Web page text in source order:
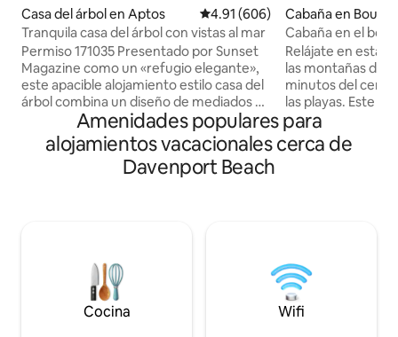
Casa del árbol en Aptos Calificación promedio: 4.91 de
4.91 (606)
Tranquila casa del árbol con vistas al mar
Permiso 171035 Presentado por Sunset
Magazine como un «refugio elegante»,
este apacible alojamiento estilo casa del
árbol combina un diseño de mediados de
siglo con materiales naturales como la
madera y la piedra para crear un
ambiente relajante y acogedor. La luz
entra por los ventanales que van del
con tres terrazas elevadas, una de ellas
con hamaca. Perfecto para relajarse y
disfrutar de la vegetación circundante.
Cabaña en
Cabaña en el
Relájate en esta
las montañas de
minutos del
las playas. Este
400 pies
perfecto para
la ciudad y
que la cabaña
un solo sentido y
no TV ni aire
SCC # 241449
Amenidades populares para
alojamientos vacacionales cerca de
Davenport Beach
Cocina Wifi